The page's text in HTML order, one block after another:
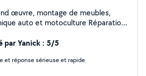
œuvre, montage de meubles,
par Yanick : 5/5
et réponse sérieuse et rapide